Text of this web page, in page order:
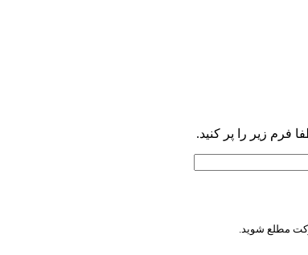
سایت
سایت
فرم زیر را پر کنید.
مطلع شوید.